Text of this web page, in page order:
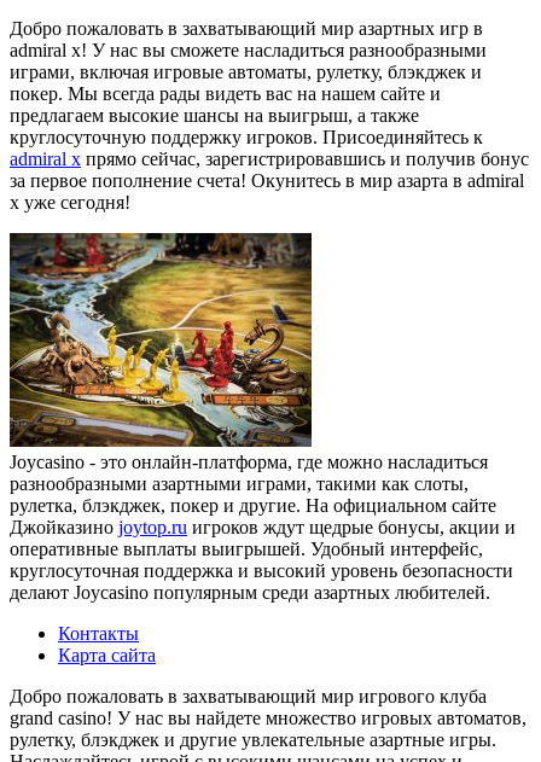
Добро пожаловать в захватывающий мир азартных игр в
admiral x! У нас вы сможете насладиться разнообразными
играми, включая игровые автоматы, рулетку, блэкджек и
покер. Мы всегда рады видеть вас на нашем сайте и
предлагаем высокие шансы на выигрыш, а также
круглосуточную поддержку игроков. Присоединяйтесь к
admiral x прямо сейчас, зарегистрировавшись и получив бонус
за первое пополнение счета! Окунитесь в мир азарта в admiral
x уже сегодня!
Joycasino - это онлайн-платформа, где можно насладиться
разнообразными азартными играми, такими как слоты,
рулетка, блэкджек, покер и другие. На официальном сайте
Джойказино joytop.ru игроков ждут щедрые бонусы, акции и
оперативные выплаты выигрышей. Удобный интерфейс,
круглосуточная поддержка и высокий уровень безопасности
делают Joycasino популярным среди азартных любителей.
Контакты
Карта сайта
Добро пожаловать в захватывающий мир игрового клуба
grand casino! У нас вы найдете множество игровых автоматов,
рулетку, блэкджек и другие увлекательные азартные игры.